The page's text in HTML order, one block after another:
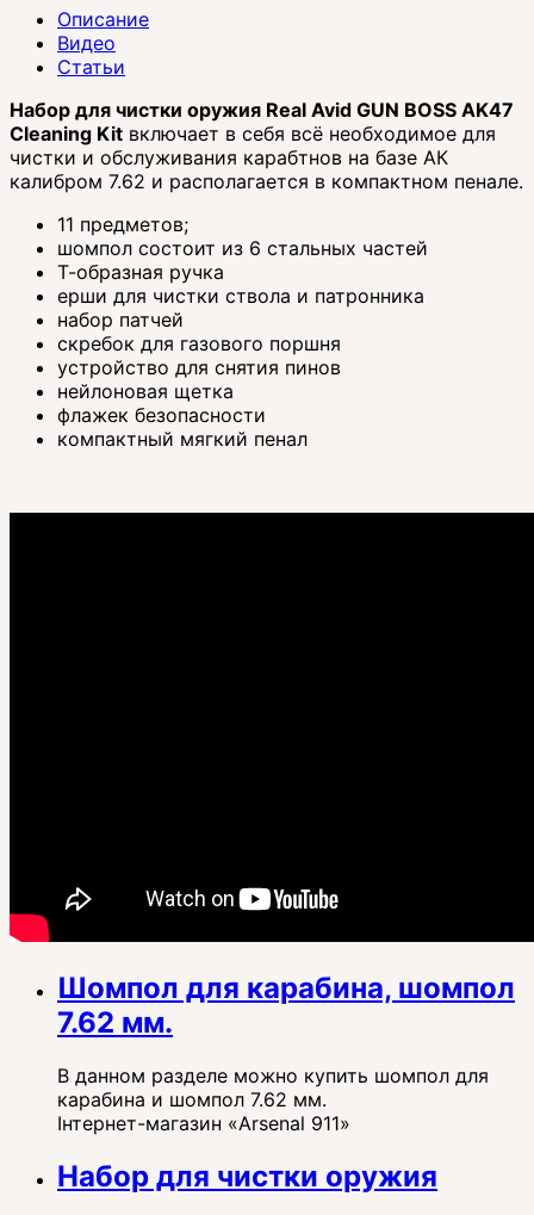
Описание
Видео
Статьи
Набор для чистки оружия Real Avid GUN BOSS AK47
Cleaning Kit включает в себя всё необходимое для
чистки и обслуживания карабтнов на базе АК
калибром 7.62 и располагается в компактном пенале.
11 предметов;
шомпол состоит из 6 стальных частей
Т-образная ручка
ерши для чистки ствола и патронника
набор патчей
скребок для газового поршня
устройство для снятия пинов
нейлоновая щетка
флажек безопасности
компактный мягкий пенал
Шомпол для карабина, шомпол
7.62 мм.
В данном разделе можно купить шомпол для
карабина и шомпол 7.62 мм.
Інтернет-магазин «Arsenal 911»
Набор для чистки оружия